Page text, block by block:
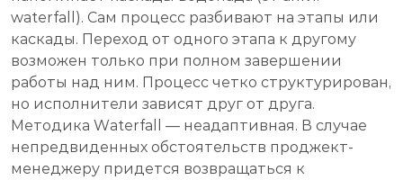
waterfall). Сам процесс разбивают на этапы или
каскады. Переход от одного этапа к другому
возможен только при полном завершении
работы над ним. Процесс четко структурирован,
но исполнители зависят друг от друга.
Методика Waterfall — неадаптивная. В случае
непредвиденных обстоятельств прoджект-
менеджеру придется возвращаться к